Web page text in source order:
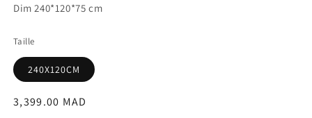
Dim 240*120*75 cm
Taille
240X120CM
Prix
3,399.00 MAD